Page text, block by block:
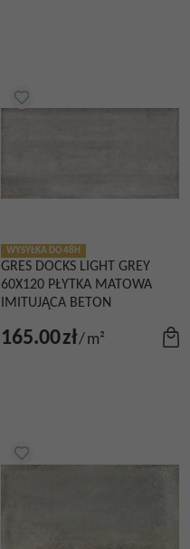
WYSYŁKA DO 48H
GRES DOCKS LIGHT GREY
60X120 PŁYTKA MATOWA
IMITUJĄCA BETON
165.00zł/m²